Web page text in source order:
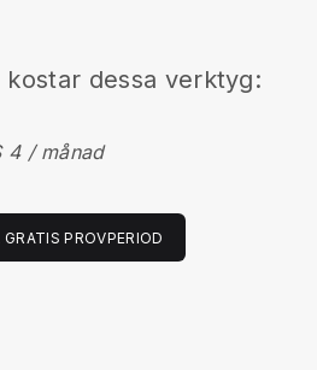
kostar dessa verktyg:
4 / månad
PROVPERIOD